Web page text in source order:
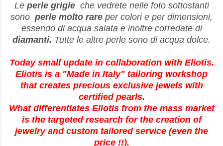
Leperle grigie che vedrete nelle foto sottostanti
sono perle molto rare per colori e per dimensioni,
essendo di acqua salata e inoltre corredate di
diamanti. Tutte le altre perle sono di acqua dolce.
Today small update in collaboration with Eliotis.
Eliotis is a "Made in Italy" tailoring workshop
that creates precious exclusive jewels with
certified pearls.
What differentiates Eliotis from the mass market
is the targeted research for the creation of
jewelry and custom tailored service (even the
price !!).